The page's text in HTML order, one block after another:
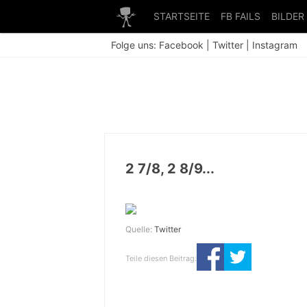
STARTSEITE FB FAILS BILDER
Folge uns: Facebook Twitter Instagram
2 7/8, 2 8/9...
Quelle: Twitter
Teile diesen Beitrag: